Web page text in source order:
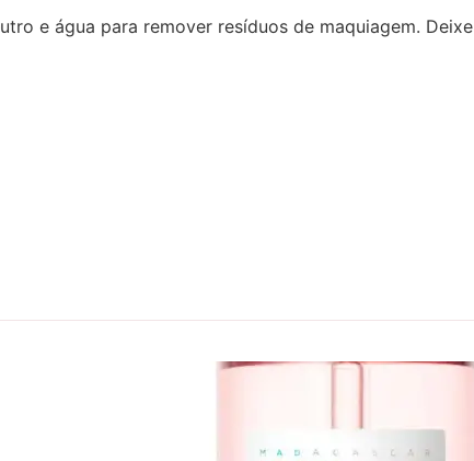
e água para remover resíduos de maquiagem.